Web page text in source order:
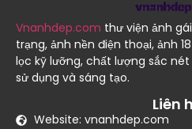
Vnanhdep.com thư viện ảnh
trạng, ảnh nền điện thoại, ảnh
lọc kỹ lưỡng, chất lượng sắc
sử dụng và sáng tạo.
Liên
Website: vnanhdep.com